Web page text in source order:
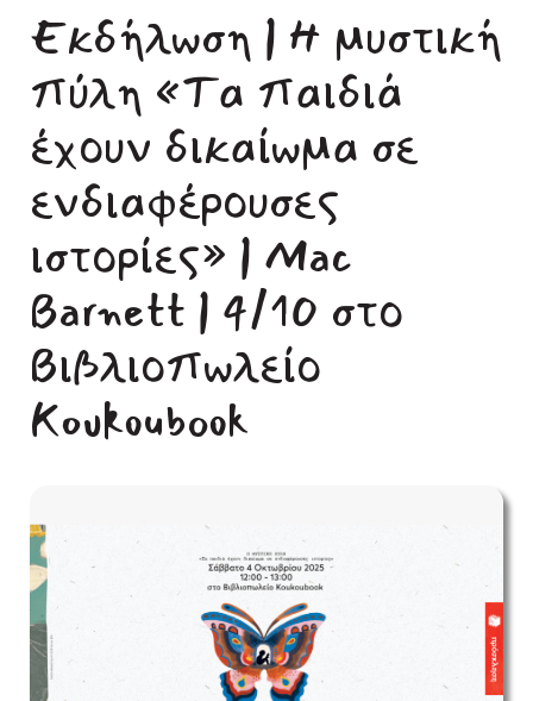
Εκδήλωση | Η μυστική
πύλη «Τα παιδιά
έχουν δικαίωμα σε
ενδιαφέρουσες
ιστορίες» | Mac
Barnett | 4/10 στο
Βιβλιοπωλείο
Koukoubook